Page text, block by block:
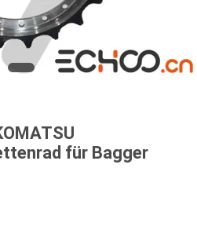
für Bagger